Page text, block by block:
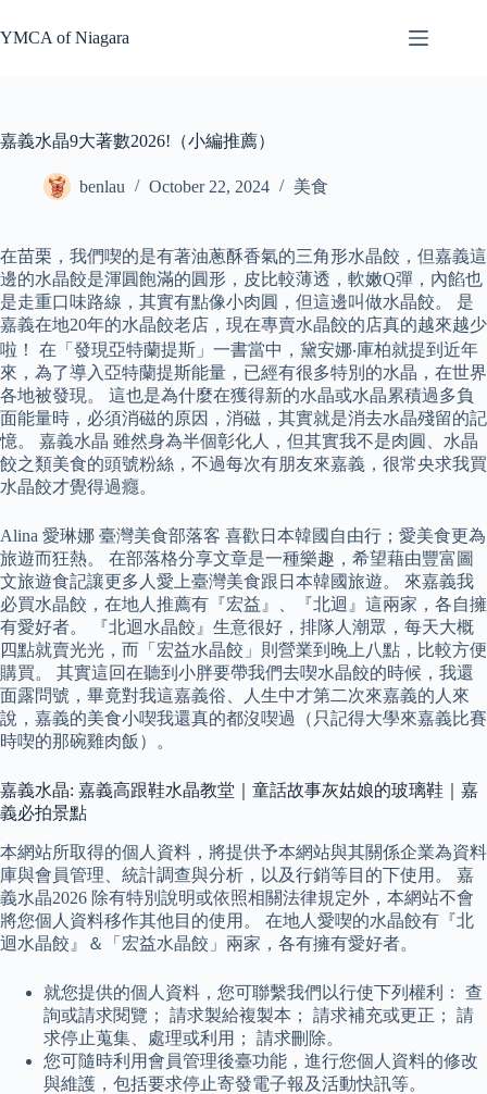
to
content
YMCA of Niagara
嘉義水晶9大著數2026!（小編推薦）
benlau October 22, 2024 美食
在苗栗，我們喫的是有著油蔥酥香氣的三角形水晶餃，但嘉義這
邊的水晶餃是渾圓飽滿的圓形，皮比較薄透，軟嫩Q彈，內餡也
是走重口味路線，其實有點像小肉圓，但這邊叫做水晶餃。 是
嘉義在地20年的水晶餃老店，現在專賣水晶餃的店真的越來越少
啦！ 在「發現亞特蘭提斯」一書當中，黛安娜‧庫柏就提到近年
來，為了導入亞特蘭提斯能量，已經有很多特別的水晶，在世界
各地被發現。 這也是為什麼在獲得新的水晶或水晶累積過多負
面能量時，必須消磁的原因，消磁，其實就是消去水晶殘留的記
憶。 嘉義水晶 雖然身為半個彰化人，但其實我不是肉圓、水晶
餃之類美食的頭號粉絲，不過每次有朋友來嘉義，很常央求我買
水晶餃才覺得過癮。
Alina 愛琳娜 臺灣美食部落客 喜歡日本韓國自由行；愛美食更為
旅遊而狂熱。 在部落格分享文章是一種樂趣，希望藉由豐富圖
文旅遊食記讓更多人愛上臺灣美食跟日本韓國旅遊。 來嘉義我
必買水晶餃，在地人推薦有『宏益』、『北迴』這兩家，各自擁
有愛好者。 『北迴水晶餃』生意很好，排隊人潮眾，每天大概
四點就賣光光，而「宏益水晶餃」則營業到晚上八點，比較方便
購買。 其實這回在聽到小胖要帶我們去喫水晶餃的時候，我還
面露問號，畢竟對我這嘉義俗、人生中才第二次來嘉義的人來
說，嘉義的美食小喫我還真的都沒喫過（只記得大學來嘉義比賽
時喫的那碗雞肉飯）。
嘉義水晶: 嘉義高跟鞋水晶教堂｜童話故事灰姑娘的玻璃鞋｜嘉
義必拍景點
本網站所取得的個人資料，將提供予本網站與其關係企業為資料
庫與會員管理、統計調查與分析，以及行銷等目的下使用。 嘉
義水晶2026 除有特別說明或依照相關法律規定外，本網站不會
將您個人資料移作其他目的使用。 在地人愛喫的水晶餃有『北
迴水晶餃』＆「宏益水晶餃」兩家，各有擁有愛好者。
就您提供的個人資料，您可聯繫我們以行使下列權利： 查
詢或請求閱覽； 請求製給複製本； 請求補充或更正； 請
求停止蒐集、處理或利用； 請求刪除。
您可隨時利用會員管理後臺功能，進行您個人資料的修改
與維護，包括要求停止寄發電子報及活動快訊等。